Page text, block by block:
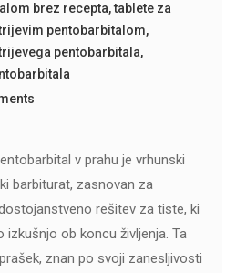
brez recepta,tablete za
pentobarbitalom,
pentobarbitala,
v prahu je vrhunski
barbiturat, zasnovan za
rešitev za tiste, ki
izkušnjo ob koncu življenja. Ta
znan po svoji zanesljivosti